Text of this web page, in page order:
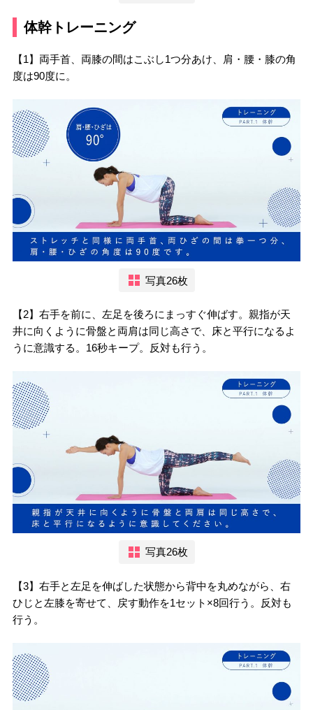
体幹トレーニング
【1】両手首、両膝の間はこぶし1つ分あけ、肩・腰・膝の角
度は90度に。
写真26枚
【2】右手を前に、左足を後ろにまっすぐ伸ばす。親指が天
井に向くように骨盤と両肩は同じ高さで、床と平行になるよ
うに意識する。16秒キープ。反対も行う。
写真26枚
【3】右手と左足を伸ばした状態から背中を丸めながら、右
ひじと左膝を寄せて、戻す動作を1セット×8回行う。反対も
行う。